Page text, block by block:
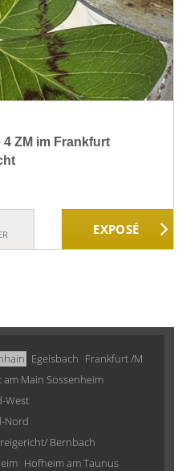
4 ZM im Frankfurt
Egelsbach Frankfurt /M
am Main Sossenheim
West
Nord
Bernbach
Hofheim am Taunus